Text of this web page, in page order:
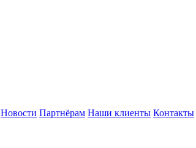
Новости Партнёрам Наши клиенты Контакты